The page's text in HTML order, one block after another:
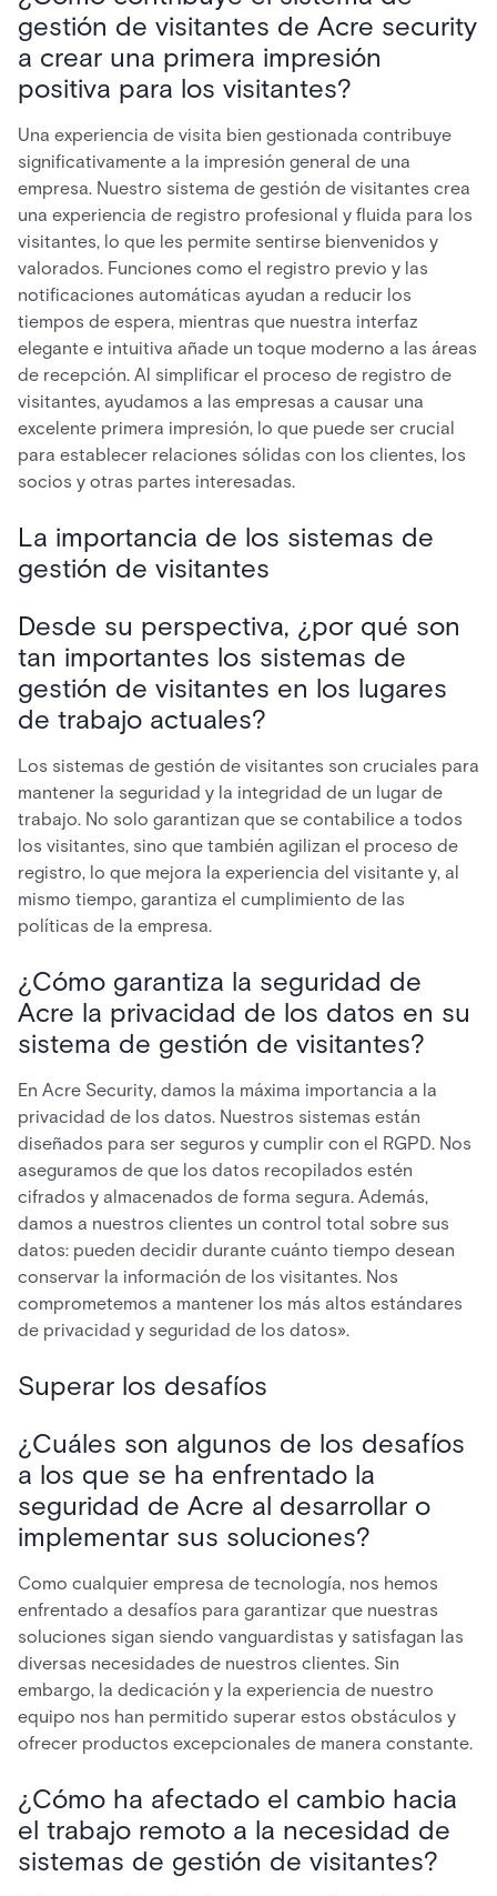
gestión de visitantes de Acre security
a crear una primera impresión
positiva para los visitantes?
Una experiencia de visita bien gestionada contribuye
significativamente a la impresión general de una
empresa. Nuestro sistema de gestión de visitantes crea
una experiencia de registro profesional y fluida para los
visitantes, lo que les permite sentirse bienvenidos y
valorados. Funciones como el registro previo y las
notificaciones automáticas ayudan a reducir los
tiempos de espera, mientras que nuestra interfaz
elegante e intuitiva añade un toque moderno a las áreas
de recepción. Al simplificar el proceso de registro de
visitantes, ayudamos a las empresas a causar una
excelente primera impresión, lo que puede ser crucial
para establecer relaciones sólidas con los clientes, los
socios y otras partes interesadas.
La importancia de los sistemas de
gestión de visitantes
Desde su perspectiva, ¿por qué son
tan importantes los sistemas de
gestión de visitantes en los lugares
de trabajo actuales?
Los sistemas de gestión de visitantes son cruciales para
mantener la seguridad y la integridad de un lugar de
trabajo. No solo garantizan que se contabilice a todos
los visitantes, sino que también agilizan el proceso de
registro, lo que mejora la experiencia del visitante y, al
mismo tiempo, garantiza el cumplimiento de las
políticas de la empresa.
¿Cómo garantiza la seguridad de
Acre la privacidad de los datos en su
sistema de gestión de visitantes?
En Acre Security, damos la máxima importancia a la
privacidad de los datos. Nuestros sistemas están
diseñados para ser seguros y cumplir con el RGPD. Nos
aseguramos de que los datos recopilados estén
cifrados y almacenados de forma segura. Además,
damos a nuestros clientes un control total sobre sus
datos: pueden decidir durante cuánto tiempo desean
conservar la información de los visitantes. Nos
comprometemos a mantener los más altos estándares
de privacidad y seguridad de los datos».
Superar los desafíos
¿Cuáles son algunos de los desafíos
a los que se ha enfrentado la
seguridad de Acre al desarrollar o
implementar sus soluciones?
Como cualquier empresa de tecnología, nos hemos
enfrentado a desafíos para garantizar que nuestras
soluciones sigan siendo vanguardistas y satisfagan las
diversas necesidades de nuestros clientes. Sin
embargo, la dedicación y la experiencia de nuestro
equipo nos han permitido superar estos obstáculos y
ofrecer productos excepcionales de manera constante.
¿Cómo ha afectado el cambio hacia
el trabajo remoto a la necesidad de
sistemas de gestión de visitantes?